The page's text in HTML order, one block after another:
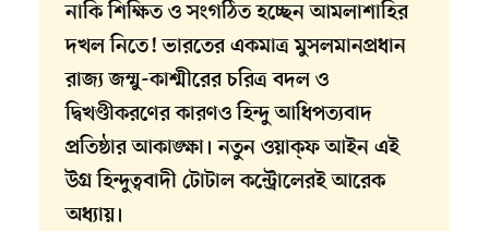
নাকি শিক্ষিত ও সংগঠিত হচ্ছেন আমলাশাহির
দখল নিতে! ভারতের একমাত্র মুসলমানপ্রধান
রাজ্য জম্মু-কাশ্মীরের চরিত্র বদল ও
দ্বিখণ্ডীকরণের কারণও হিন্দু আধিপত্যবাদ
প্রতিষ্ঠার আকাঙ্ক্ষা। নতুন ওয়াক্‌ফ আইন এই
উগ্র হিন্দুত্ববাদী টোটাল কন্ট্রোলেরই আরেক
অধ্যায়।